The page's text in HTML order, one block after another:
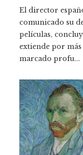
El director
comunicado su
películas,
extiende por más
marcado profu...